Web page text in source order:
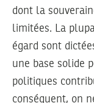
dont la
limitées. La
égard sont
une base solide
politiques
conséquent, on